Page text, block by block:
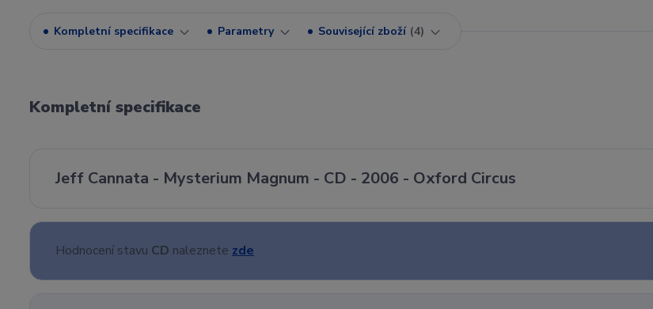
Kompletní specifikace Parametry Související zboží 4
Kompletní specifikace
Jeff Cannata - Mysterium Magnum - CD - 2006 - Oxford Circus
Hodnocení stavu CD naleznete zde